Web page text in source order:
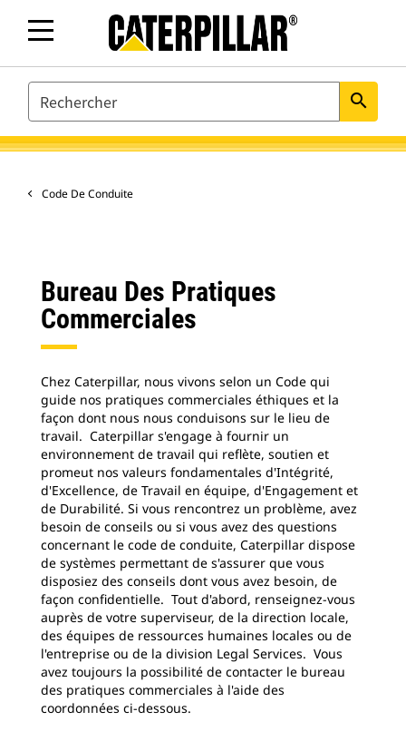
SEARCH search
Code De Conduite
Bureau Des Pratiques
Commerciales
Chez Caterpillar, nous vivons selon un Code qui
guide nos pratiques commerciales éthiques et la
façon dont nous nous conduisons sur le lieu de
travail. Caterpillar s'engage à fournir un
environnement de travail qui reflète, soutien et
promeut nos valeurs fondamentales d'Intégrité,
d'Excellence, de Travail en équipe, d'Engagement et
de Durabilité. Si vous rencontrez un problème, avez
besoin de conseils ou si vous avez des questions
concernant le code de conduite, Caterpillar dispose
de systèmes permettant de s'assurer que vous
disposiez des conseils dont vous avez besoin, de
façon confidentielle. Tout d'abord, renseignez-vous
auprès de votre superviseur, de la direction locale,
des équipes de ressources humaines locales ou de
l'entreprise ou de la division Legal Services. Vous
avez toujours la possibilité de contacter le bureau
des pratiques commerciales à l'aide des
coordonnées ci-dessous.